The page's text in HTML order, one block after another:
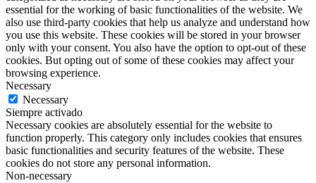
essential for the working of basic functionalities of the website. We
also use third-party cookies that help us analyze and understand how
you use this website. These cookies will be stored in your browser
only with your consent. You also have the option to opt-out of these
cookies. But opting out of some of these cookies may affect your
browsing experience.
Necessary
Necessary
Siempre activado
Necessary cookies are absolutely essential for the website to
function properly. This category only includes cookies that ensures
basic functionalities and security features of the website. These
cookies do not store any personal information.
Non-necessary